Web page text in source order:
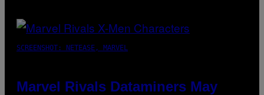
SCREENSHOT: NETEASE, MARVEL
Marvel Rivals Dataminers May